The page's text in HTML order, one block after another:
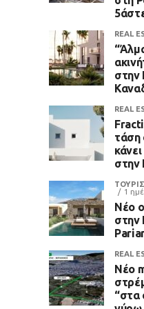
REAL
στην
REAL
τάση
στην
1
Νέο
στην
REAL
Νέο
“στα